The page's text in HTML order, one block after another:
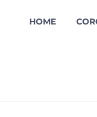
HOME